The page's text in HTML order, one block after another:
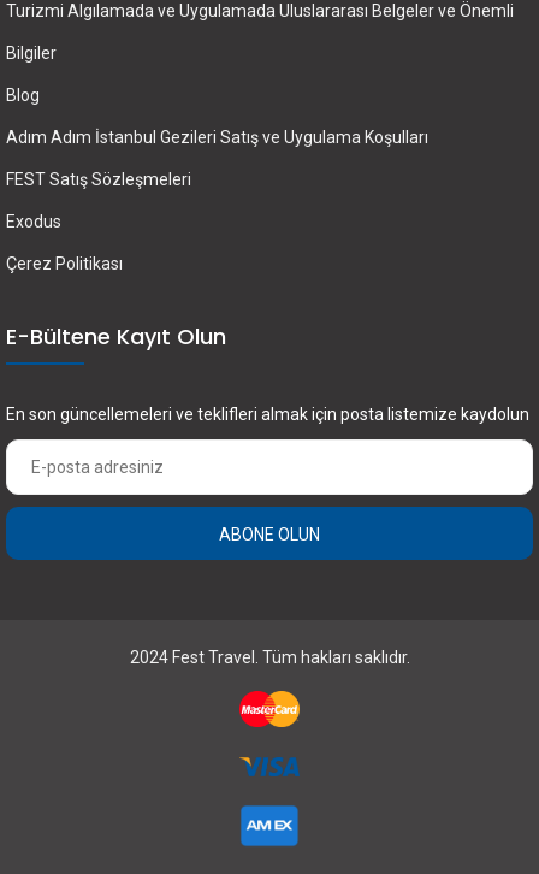
Turizmi Algılamada ve Uygulamada Uluslararası Belgeler ve Önemli
Bilgiler
Blog
Adım Adım İstanbul Gezileri Satış ve Uygulama Koşulları
FEST Satış Sözleşmeleri
Exodus
Çerez Politikası
E-Bültene Kayıt Olun
En son güncellemeleri ve teklifleri almak için posta listemize kaydolun
ABONE OLUN
2024 Fest Travel. Tüm hakları saklıdır.